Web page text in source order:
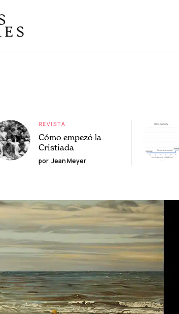
REVISTA
Cómo empezó la
Cristiada
por Jean Meyer